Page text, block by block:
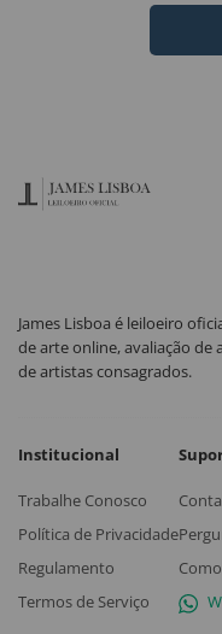
James Lisboa é leiloeiro
de arte online, avaliação
de artistas consagrados.
Institucional
Trabalhe Conosco
Política de Privacidade
Regulamento
Termos de Serviço